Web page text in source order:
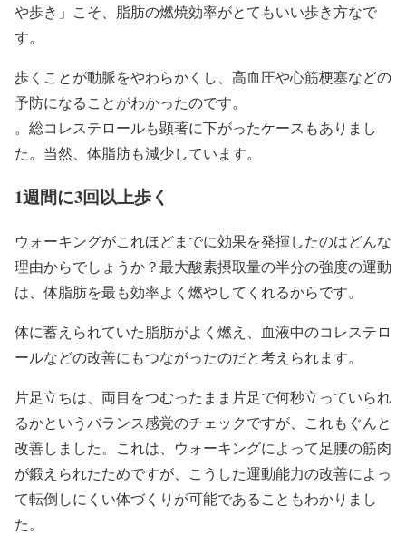
や歩き」こそ、脂肪の燃焼効率がとてもいい歩き方なで
す。
歩くことが動脈をやわらかくし、高血圧や心筋梗塞などの
予防になることがわかったのです。
。総コレステロールも顕著に下がったケースもありまし
た。当然、体脂肪も減少しています。
1週間に3回以上歩く
ウォーキングがこれほどまでに効果を発揮したのはどんな
理由からでしょうか？最大酸素摂取量の半分の強度の運動
は、体脂肪を最も効率よく燃やしてくれるからです。
体に蓄えられていた脂肪がよく燃え、血液中のコレステロ
ールなどの改善にもつながったのだと考えられます。
片足立ちは、両目をつむったまま片足で何秒立っていられ
るかというバランス感覚のチェックですが、これもぐんと
改善しました。これは、ウォーキングによって足腰の筋肉
が鍛えられたためですが、こうした運動能力の改善によっ
て転倒しにくい体づくりが可能であることもわかりまし
た。